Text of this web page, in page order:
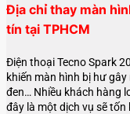
Địa chỉ thay màn
tín tại TPHCM
Điện thoại Tecno Spark
khiến màn hình bị hư
đen… Nhiều khách hàng
đây là một dịch vụ sẽ